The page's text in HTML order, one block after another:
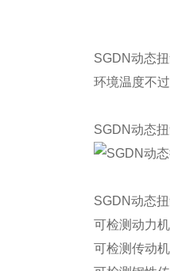
SGDN动态
环境温度不
SGDN动态
SGDN动态
可检测动力
可检测传动